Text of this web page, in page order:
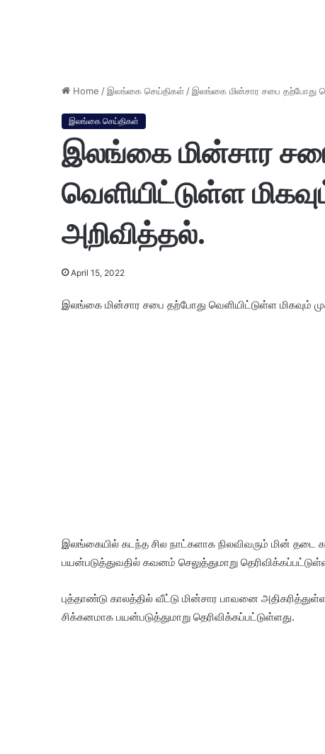
Home /இலங்கை செய்திகள் /இலங்கை மின்சார சபை தற்போது
இலங்கை செய்திகள்
இலங்கை மின்சார
வெளியிட்டுள்ள
அறிவித்தல்.
April 15, 2022
இலங்கை மின்சார சபை தற்போது வெளியிட்டுள்ள மிகவும்
இலங்கையில் கடந்த சில நாட்களாக நிலவிவரும் மின்
பயன்படுத்துவதில் கவனம் செலுத்துமாறு
புத்தாண்டு காலத்தில் வீட்டு மின்சார பாவனை
சிக்கனமாக பயன்படுத்துமாறு தெரிவிக்கப்பட்டுள்ளது.